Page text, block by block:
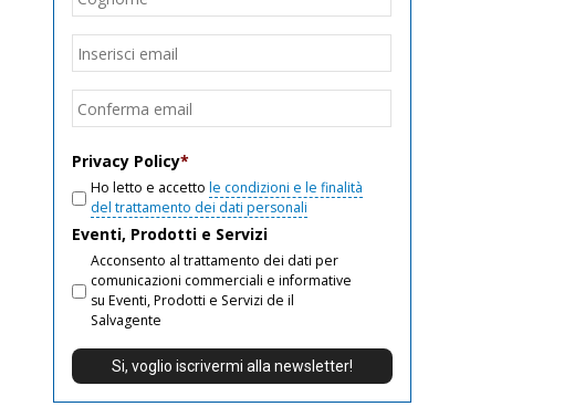
Email
Privacy Policy*
Ho letto e accetto le condizioni e le finalità
del trattamento dei dati personali
Eventi, Prodotti e Servizi
Acconsento al trattamento dei dati per
comunicazioni commerciali e informative
su Eventi, Prodotti e Servizi de il
Salvagente